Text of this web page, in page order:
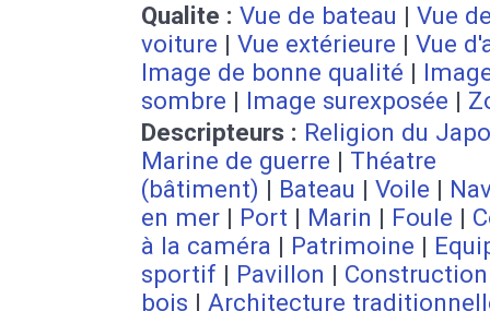
Qualite : Vue de bateau | Vue
voiture | Vue extérieure | Vue
Image de bonne qualité |
sombre | Image surexposée |
Descripteurs : Religion du
Marine de guerre | Théatre
(bâtiment) | Bateau | Voile |
en mer | Port | Marin | Foule |
à la caméra | Patrimoine |
sportif | Pavillon |
bois | Architecture